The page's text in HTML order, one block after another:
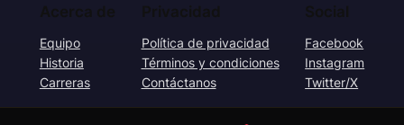
Equipo
Historia
Carreras
Política de privacidad
Términos y condiciones
Contáctanos
Facebook
Instagram
Twitter/X